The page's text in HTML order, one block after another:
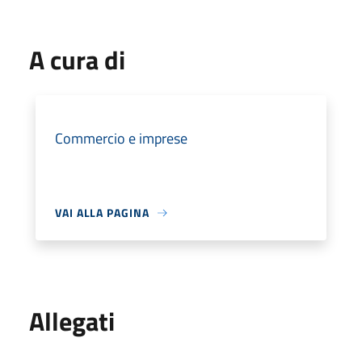
A cura di
Commercio e imprese
VAI ALLA PAGINA
Allegati